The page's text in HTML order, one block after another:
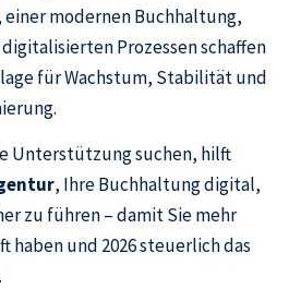
einer modernen Buchhaltung,
Prozessen schaffen
für Wachstum, Stabilität und
Unterstützung suchen, hilft
, Ihre Buchhaltung digital,
zu führen – damit Sie mehr
haben und 2026 steuerlich das